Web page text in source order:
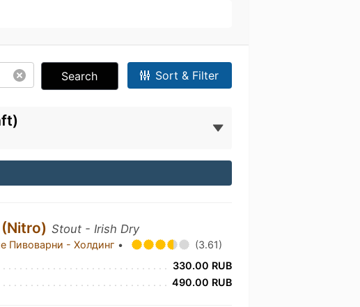
Search Sort & Filter
Stout - Irish Dry
Пивоварни - Холдинг •
(3.61)
330.00 RUB
490.00 RUB